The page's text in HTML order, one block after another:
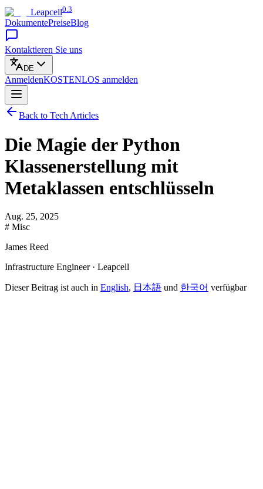
Leapcell0.3
DokumentePreiseBlog
Kontaktieren Sie uns
DE
AnmeldenKOSTENLOS anmelden
Back to Tech Articles
Die Magie der Python
Klassenerstellung mit
Metaklassen entschlüsseln
Aug. 25, 2025
# Misc
James Reed
Infrastructure Engineer · Leapcell
Dieser Beitrag ist auch in English, 日本語 und 한국어 verfügbar